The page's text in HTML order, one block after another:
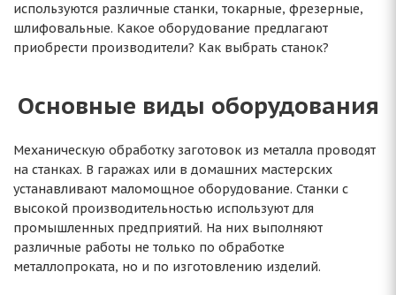
используются различные станки, токарные, фрезерные,
шлифовальные. Какое оборудование предлагают
приобрести производители? Как выбрать станок?
Основные виды оборудования
Механическую обработку заготовок из металла проводят
на станках. В гаражах или в домашних мастерских
устанавливают маломощное оборудование. Станки с
высокой производительностью используют для
промышленных предприятий. На них выполняют
различные работы не только по обработке
металлопроката, но и по изготовлению изделий.